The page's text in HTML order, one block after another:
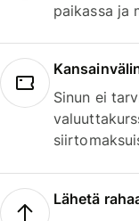
paikassa ja
Sinun ei
Lähetä